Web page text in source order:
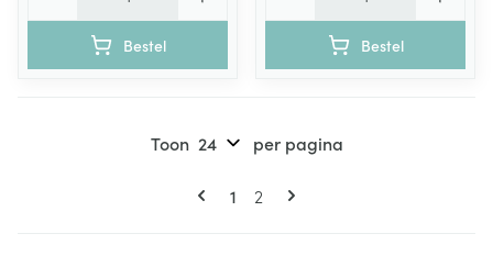
Bestel Bestel
Pagina's
U lees momenteel pagina
1 Pagina
2
Toon per pagina